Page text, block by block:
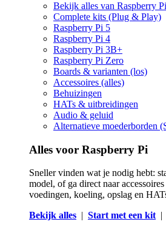
Bekijk alles van Raspberry Pi
Complete kits (Plug & Play)
Raspberry Pi 5
Raspberry Pi 4
Raspberry Pi 3B+
Raspberry Pi Zero
Boards & varianten (los)
Accessoires (alles)
Behuizingen
HATs & uitbreidingen
Audio & geluid
Alternatieve moederborden
Alles voor Raspberry Pi
Sneller vinden wat je nodig hebt:
model, of ga direct naar
voedingen, koeling, opslag en
Bekijk alles | Start met een kit|